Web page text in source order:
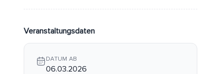
Veranstaltungsdaten
DATUM AB
06.03.2026